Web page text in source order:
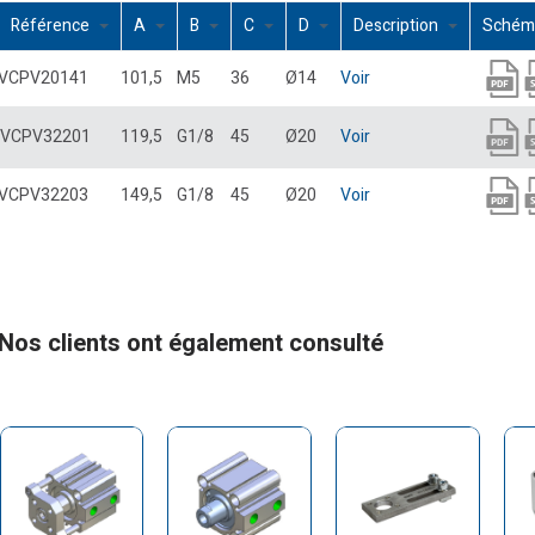
Référence A B C D Description
101,5 M5 36 Ø14 Voir
VCPV32201 119,5 G1/8 45 Ø20 Voir
149,5 G1/8 45 Ø20 Voir
clients ont également consulté